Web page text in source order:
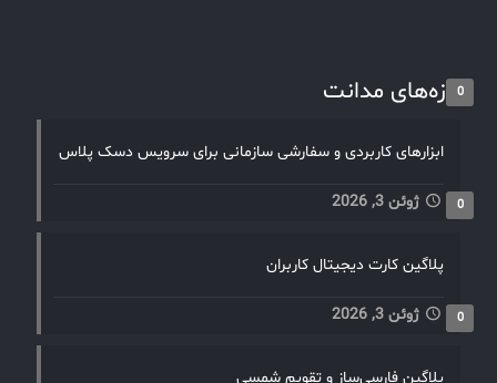
تازه‌های مدانت0
ابزارهای کاربردی و سفارشی سازمانی برای سرویس دسک پلاس
ژوئن 3, 2026 0
پلاگین کارت دیجیتال کاربران
ژوئن 3, 2026 0
پلاگین فارسی‌ساز و تقویم شمسی